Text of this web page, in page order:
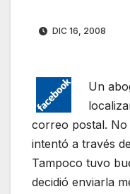
DIC 16, 2008
Un
correo postal. No
intentó a través
Tampoco tuvo
decidió enviarla